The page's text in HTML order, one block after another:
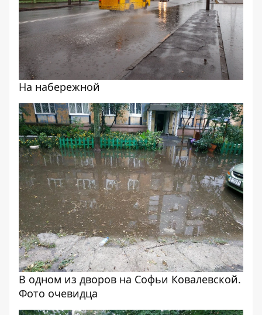
На набережной
В одном из дворов на Софьи Ковалевской.
Фото очевидца